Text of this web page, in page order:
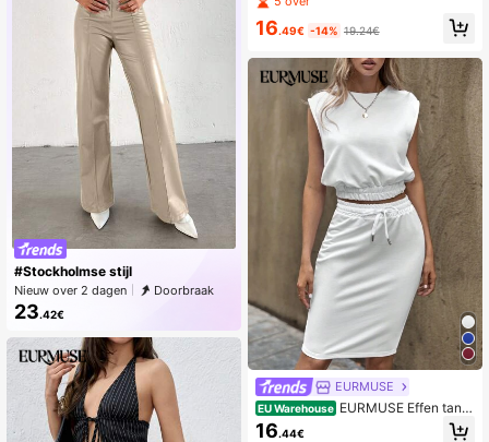
#Stockholmse stijl
Nieuw over 2 dagen Doorbraak
23.42€
16.49€ -14% 19.24€
EURMUSE
EU Warehouse EURMUSE Effen tankt
op en rok met trekkoord in de taille
16.44€